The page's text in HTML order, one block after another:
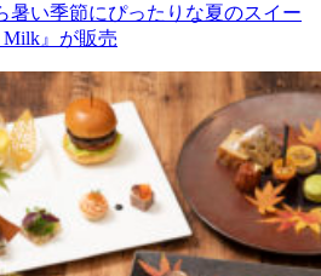
暑い季節にぴったりな夏のスイー
Milk』が販売